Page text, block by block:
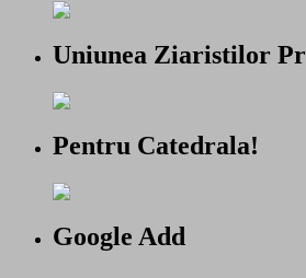
Uniunea Ziaristilor
Pentru Catedrala!
Google Add